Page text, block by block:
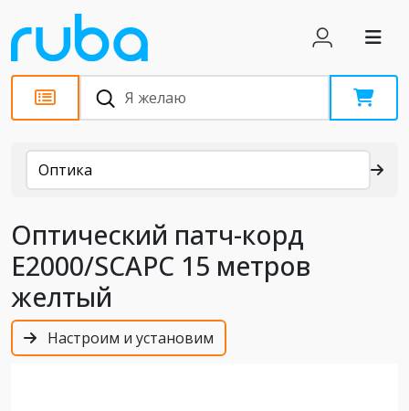
Каталог
Оптика
Оптический патч-корд
E2000/SCAPC 15 метров
желтый
Настроим и установим